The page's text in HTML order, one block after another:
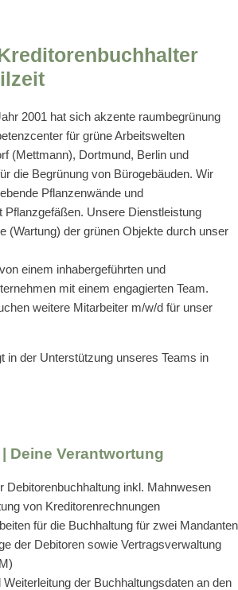
2001 hat sich akzente raumbegrünung
für grüne Arbeitswelten
(Mettmann), Dortmund, Berlin und
die Begrünung von Bürogebäuden. Wir
Pflanzenwände und
Pflanzgefäßen. Unsere Dienstleistung
(Wartung) der grünen Objekte durch unser
einem inhabergeführten und
mit einem engagierten Team.
weitere Mitarbeiter m/w/d für unser
in der Unterstützung unseres Teams in
Deine Verantwortung
Debitorenbuchhaltung inkl. Mahnwesen
von Kreditorenrechnungen
für die Buchhaltung für zwei Mandanten
der Debitoren sowie Vertragsverwaltung
Weiterleitung der Buchhaltungsdaten an den